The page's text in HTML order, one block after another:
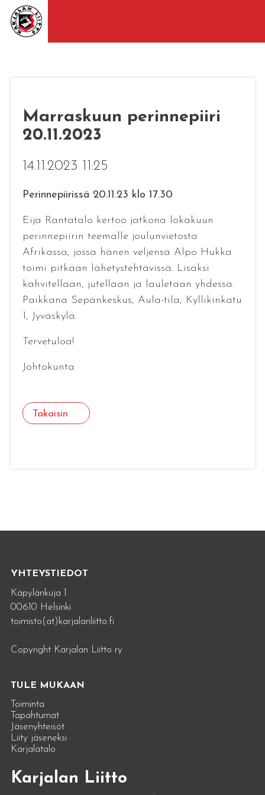
Marraskuun perinnepiiri
20.11.2023
14.11.2023 11:25
Perinnepiirissä 20.11.23 klo 17.30
Eija Rantatalo kertoo jatkona lokakuun
perinnepiirin teemalle joulunvietosta
Afrikassa, jossa hänen veljensä Alpo Hukka
toimi pitkään lähetystehtävissä. Lisäksi
kahvitellaan, jutellaan ja lauletaan yhdessä.
Paikkana Sepänkeskus, Aula-tila, Kyllikinkatu
1, Jyväskylä.
Tervetuloa!
Johtokunta
Takaisin
YHTEYSTIEDOT
Käpylänkuja 1
00610 Helsinki
toimisto(at)karjalanliitto.fi
Copyright Karjalan Liitto ry
TULE MUKAAN
Toiminta
Tapahtumat
Jäsenyhteisöt
Liity jäseneksi
Karjalatalo
Karjalan Liitto